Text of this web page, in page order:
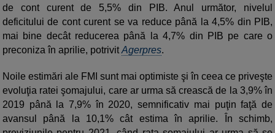
de cont curent de 5,5% din PIB. Anul următor, nivelul
deficitului de cont curent se va reduce până la 4,5% din PIB,
mai bine decât reducerea până la 4,7% din PIB pe care o
preconiza în aprilie, potrivitAgerpres.
Noile estimări ale FMI sunt mai optimiste şi în ceea ce priveşte
evoluţia ratei şomajului, care ar urma să crească de la 3,9% în
2019 până la 7,9% în 2020, semnificativ mai puţin faţă de
avansul până la 10,1% cât estima în aprilie. În schimb,